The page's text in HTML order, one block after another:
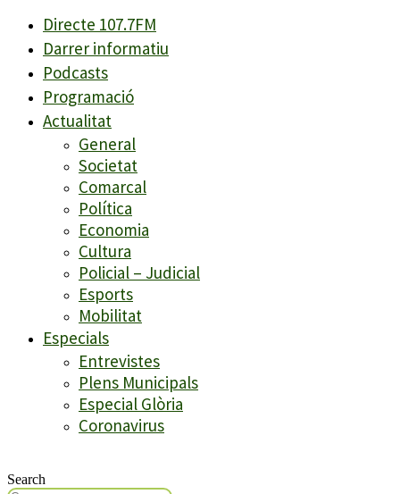
Directe 107.7FM
Darrer informatiu
Podcasts
Programació
Actualitat
General
Societat
Comarcal
Política
Economia
Cultura
Policial – Judicial
Esports
Mobilitat
Especials
Entrevistes
Plens Municipals
Especial Glòria
Coronavirus
Search